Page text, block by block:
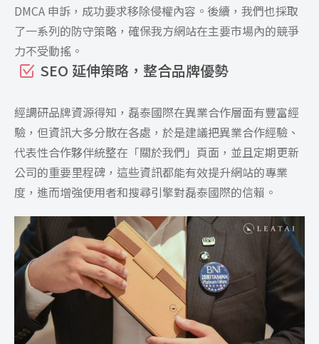
DMCA 申訴，成功要求移除侵權內容。後續，我們也採取
了一系列的防守策略，確保我方網站在主要市場內的競爭
力不受動搖。
SEO 延伸策略，整合品牌優勢
經調研品牌資源得知，磊泰國際在異業合作層面有豐富經
驗，但資訊大多分散在各處，於是建議把異業合作經驗、
代表性合作夥伴統整在「關於我們」頁面，並且定期更新
公司的重要里程碑，這些資訊都能有效提升網站的專業
度，進而增強使用者和搜尋引擎對磊泰國際的信賴。